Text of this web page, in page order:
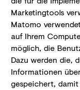
Marketingtools
Matomo
auf Ihrem
möglich, die
Dazu werden die,
Informationen
gespeichert,